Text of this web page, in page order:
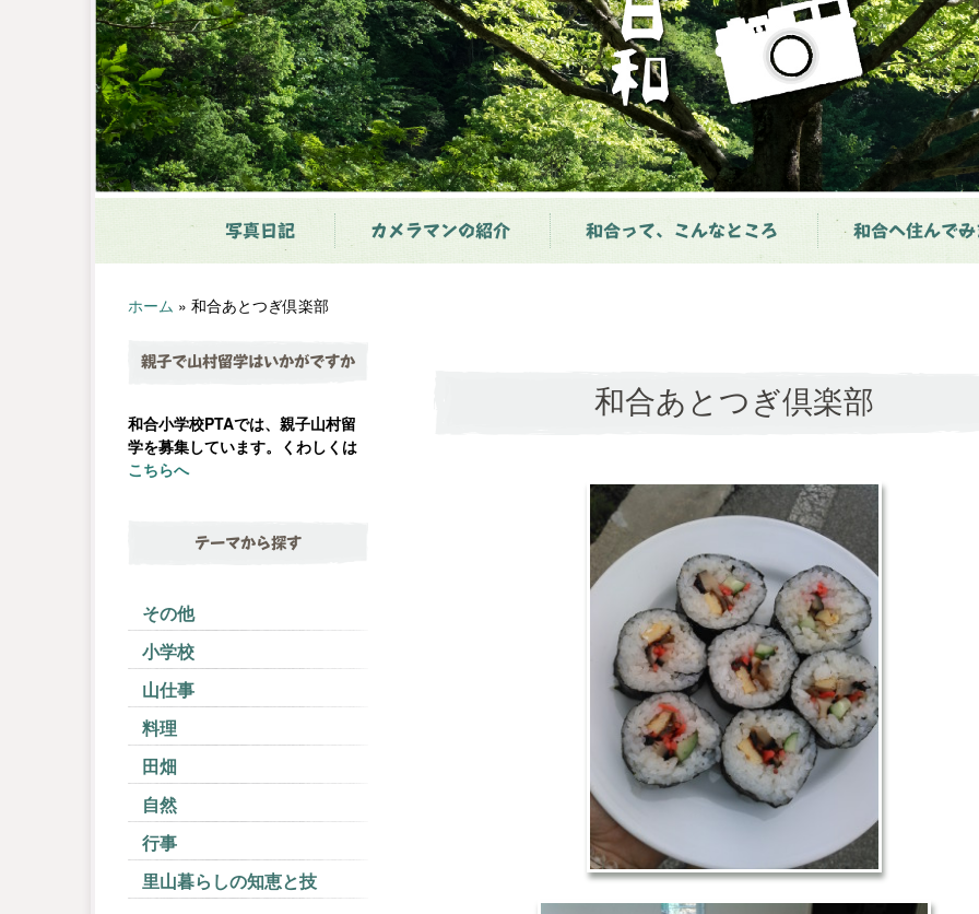
写真日記 カメラマンの紹介 和合って、こんなところ 和合へ住んで
ホーム » 和合あとつぎ倶楽部
和合あとつぎ倶楽部
親子で山村留学はいかがですか
和合小学校PTAでは、親子山村留
学を募集しています。くわしくは
こちらへ
テーマから探す
その他
小学校
山仕事
料理
田畑
自然
行事
里山暮らしの知恵と技